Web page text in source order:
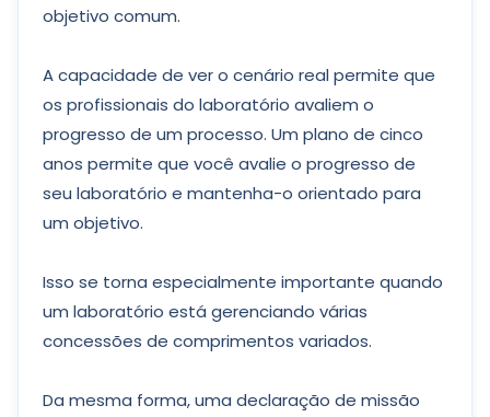
objetivo comum.
A capacidade de ver o cenário real permite que
os profissionais do laboratório avaliem o
progresso de um processo. Um plano de cinco
anos permite que você avalie o progresso de
seu laboratório e mantenha-o orientado para
um objetivo.
Isso se torna especialmente importante quando
um laboratório está gerenciando várias
concessões de comprimentos variados.
Da mesma forma, uma declaração de missão